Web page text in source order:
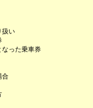
扱い
なった乗車券
合